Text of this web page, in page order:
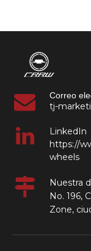
Correo
tj-
LinkedIn
https://
wheels
Nuestra
No. 196,
Zone,